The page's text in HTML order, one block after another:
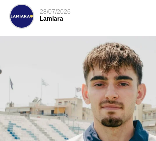
28/07/2026
Lamiara